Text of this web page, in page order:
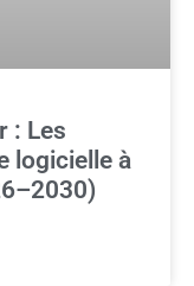
: Les
logicielle à